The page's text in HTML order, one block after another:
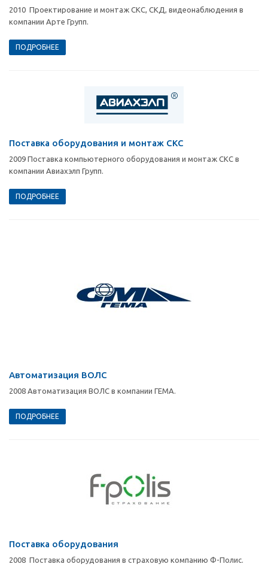
2010 Проектирование и монтаж СКС, СКД, видеонаблюдения в
компании Арте Групп.
ПОДРОБНЕЕ
Поставка оборудования и монтаж СКС
2009 Поставка компьютерного оборудования и монтаж СКС в
компании Авиахэлп Групп.
ПОДРОБНЕЕ
Автоматизация ВОЛС
2008 Автоматизация ВОЛС в компании ГЕМА.
ПОДРОБНЕЕ
Поставка оборудования
2008 Поставка оборудования в страховую компанию Ф-Полис.